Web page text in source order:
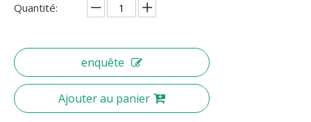
Quantité:
enquête
Ajouter au panier